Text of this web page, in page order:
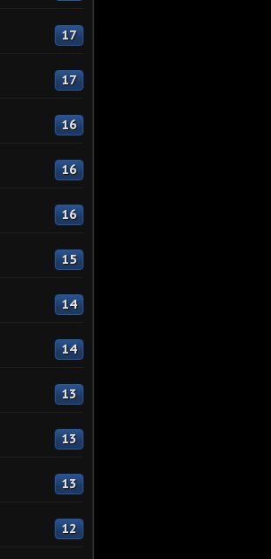
17
17
16
16
16
15
14
14
13
13
13
12